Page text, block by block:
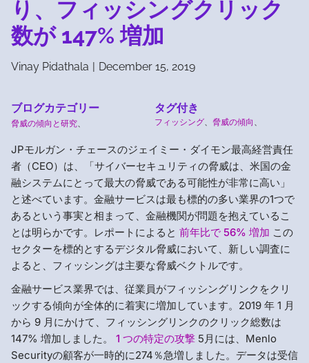
り、フィッシングクリック
数が 147% 増加
Vinay Pidathala | December 15, 2019
ブログカテゴリー
脅威の傾向と研究、
タグ付き
フィッシング、 脅威の傾向 、
JPモルガン・チェースのジェイミー・ダイモン最高経営責任
者（CEO）は、「サイバーセキュリティの脅威は、米国の金
融システムにとって最大の脅威である可能性が非常に高い」
と述べています。金融サービスは最も標的の多い業界の1つで
あるという事実と相まって、金融機関が問題を抱えているこ
とは明らかです。レポートによると 前年比で 56% 増加 この
セクターを標的とするデジタル脅威において、新しい調査に
よると、フィッシングは主要な脅威ベクトルです。
金融サービス業界では、従業員がフィッシングリンクをクリ
ックする傾向が全体的に着実に増加しています。2019 年 1 月
から 9 月にかけて、フィッシングリンクのクリック総数は
147% 増加しました。 1 つの特定の攻撃 5月には、Menlo
Securityの顧客が一時的に274％急増しました。データは受信